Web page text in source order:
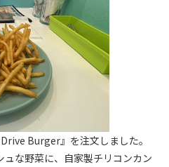
Burger』を注文しました。
ュな野菜に、自家製チリコンカン